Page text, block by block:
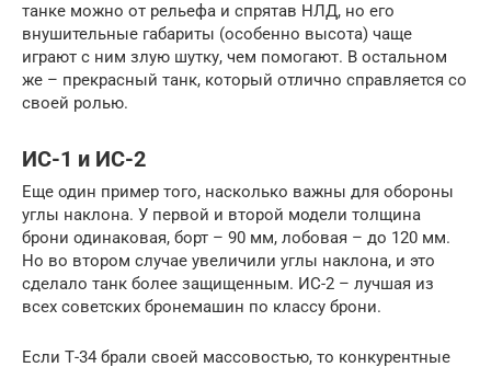
танке можно от рельефа и спрятав НЛД, но его
внушительные габариты (особенно высота) чаще
играют с ним злую шутку, чем помогают. В остальном
же – прекрасный танк, который отлично справляется со
своей ролью.
ИС-1 и ИС-2
Еще один пример того, насколько важны для обороны
углы наклона. У первой и второй модели толщина
брони одинаковая, борт – 90 мм, лобовая – до 120 мм.
Но во втором случае увеличили углы наклона, и это
сделало танк более защищенным. ИС-2 – лучшая из
всех советских бронемашин по классу брони.
Если Т-34 брали своей массовостью, то конкурентные